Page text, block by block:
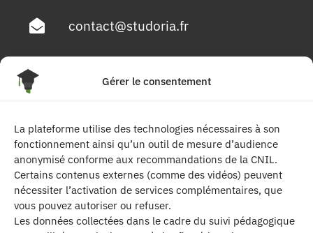
Gérer le consentement
La plateforme utilise des technologies nécessaires à son
fonctionnement ainsi qu’un outil de mesure d’audience
anonymisé conforme aux recommandations de la CNIL.
Certains contenus externes (comme des vidéos) peuvent
nécessiter l’activation de services complémentaires, que
vous pouvez autoriser ou refuser.
Les données collectées dans le cadre du suivi pédagogique
contact@studoria.fr
4 Rue Georges Pompidou
Suivez-nous